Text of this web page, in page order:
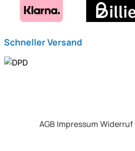
Schneller Versand
AGB Impressum Widerruf